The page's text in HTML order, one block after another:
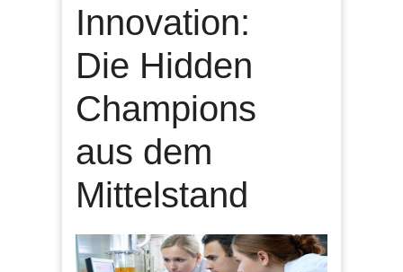
Innovation:
Die Hidden
Champions
aus dem
Mittelstand